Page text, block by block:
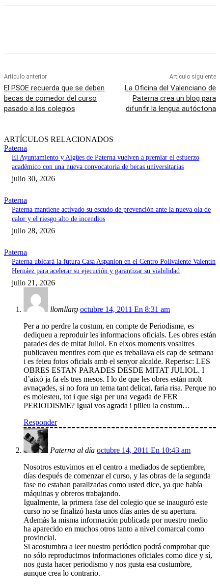
Artículo anterior
El PSOE recuerda que se deben
becas de comedor del curso
pasado a los colegios
Artículo siguiente
La Oficina del Valenciano de
Paterna crea un blog para
difunfir la lengua autóctona
ARTÍCULOS RELACIONADOS
Paterna
El Ayuntamiento y Aigües de Paterna vuelven a premiar el esfuerzo
académico con una nueva convocatoria de becas universitarias
julio 30, 2026
Paterna
Paterna mantiene activado su escudo de prevención ante la nueva ola de
calor y el riesgo alto de incendios
julio 28, 2026
Paterna
Paterna ubicará la futura Casa Aspanion en el Centro Polivalente Valentín
Hernáez para acelerar su ejecución y garantizar su viabilidad
julio 21, 2026
llomllarg octubre 14, 2011 En 8:31 am
Per a no perdre la costum, en compte de Periodisme, es
dediqueu a reproduir les informacions oficials. Les obres están
parades des de mitat Juliol. En eixos moments vosaltres
publicaveu mentires com que es treballava els cap de setmana
i es feieu fotos oficials amb el senyor alcalde. Reperisc: LES
OBRES ESTAN PARADES DESDE MITAT JULIOL. I
d’això ja fa els tres mesos. I lo de que les obres están molt
avnaçades, si no fora un tema tant delicat, faria risa. Perque no
es molesteu, tot i que siga per una vegada de FER
PERIODISME? Igual vos agrada i pilleu la costum…
Responder
Paterna al día octubre 14, 2011 En 10:43 am
Nosotros estuvimos en el centro a mediados de septiembre,
días después de comenzar el curso, y las obras de la segunda
fase no estaban paralizadas como usted dice, ya que había
máquinas y obreros trabajando.
Igualmente, la primera fase del colegio que se inauguró este
curso no se finalizó hasta unos días antes de su apertura.
Además la misma información publicada por nuestro medio
ha aparecido en muchos otros tanto a nivel comarcal como
provincial.
Si acostumbra a leer nuestro periódico podrá comprobar que
no sólo reproducimos informaciones oficiales como dice y sí,
nos gusta hacer periodismo y nos gusta esa costumbre,
aunque crea lo contrario.